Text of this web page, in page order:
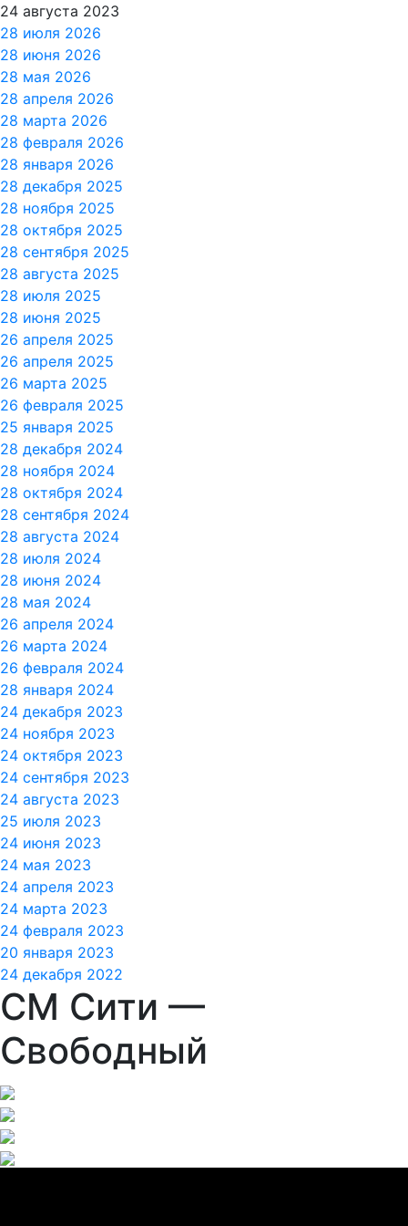
24 августа 2023
28 июля 2026
28 июня 2026
28 мая 2026
28 апреля 2026
28 марта 2026
28 февраля 2026
28 января 2026
28 декабря 2025
28 ноября 2025
28 октября 2025
28 сентября 2025
28 августа 2025
28 июля 2025
28 июня 2025
26 апреля 2025
26 апреля 2025
26 марта 2025
26 февраля 2025
25 января 2025
28 декабря 2024
28 ноября 2024
28 октября 2024
28 сентября 2024
28 августа 2024
28 июля 2024
28 июня 2024
28 мая 2024
26 апреля 2024
26 марта 2024
26 февраля 2024
28 января 2024
24 декабря 2023
24 ноября 2023
24 октября 2023
24 сентября 2023
24 августа 2023
25 июля 2023
24 июня 2023
24 мая 2023
24 апреля 2023
24 марта 2023
24 февраля 2023
20 января 2023
24 декабря 2022
СМ Сити —
Свободный